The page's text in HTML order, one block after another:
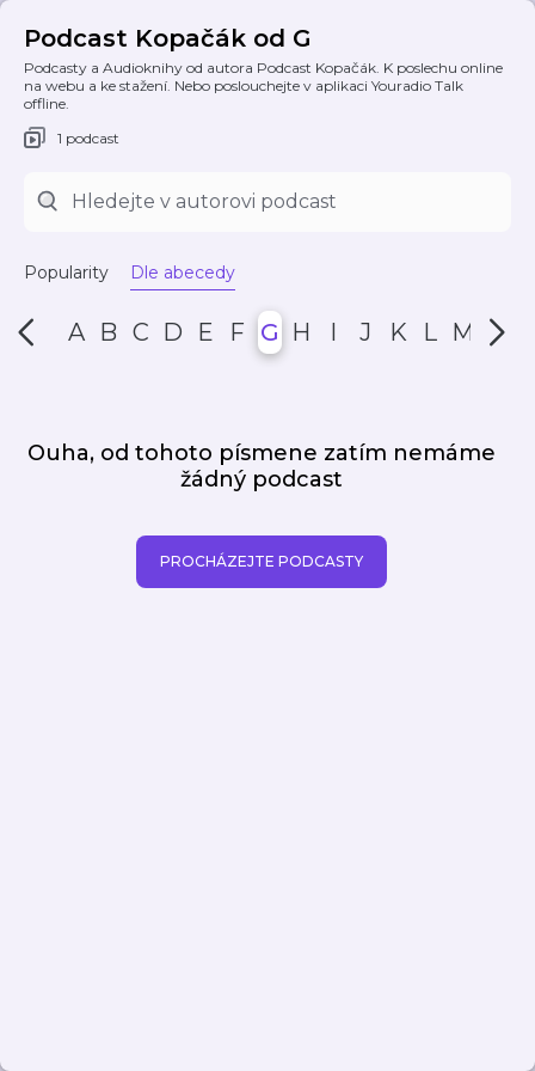
Podcast Kopačák od G
Podcasty a Audioknihy od autora Podcast Kopačák. K poslechu online
na webu a ke stažení. Nebo poslouchejte v aplikaci Youradio Talk
offline.
1 podcast
Popularity Dle abecedy
A B C D E F G H I J K L M N
Ouha, od tohoto písmene zatím nemáme
žádný podcast
PROCHÁZEJTE PODCASTY